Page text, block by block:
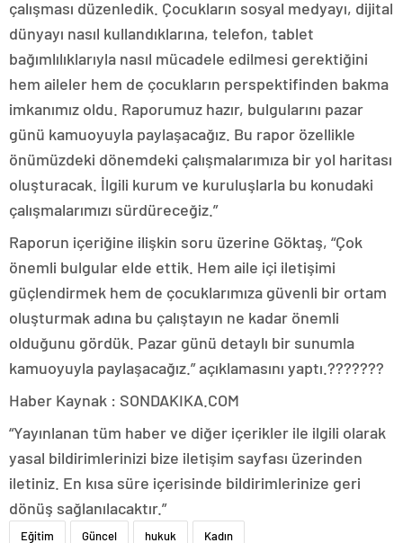
çalışması düzenledik. Çocukların sosyal medyayı, dijital
dünyayı nasıl kullandıklarına, telefon, tablet
bağımlılıklarıyla nasıl mücadele edilmesi gerektiğini
hem aileler hem de çocukların perspektifinden bakma
imkanımız oldu. Raporumuz hazır, bulgularını pazar
günü kamuoyuyla paylaşacağız. Bu rapor özellikle
önümüzdeki dönemdeki çalışmalarımıza bir yol haritası
oluşturacak. İlgili kurum ve kuruluşlarla bu konudaki
çalışmalarımızı sürdüreceğiz.”
Raporun içeriğine ilişkin soru üzerine Göktaş, “Çok
önemli bulgular elde ettik. Hem aile içi iletişimi
güçlendirmek hem de çocuklarımıza güvenli bir ortam
oluşturmak adına bu çalıştayın ne kadar önemli
olduğunu gördük. Pazar günü detaylı bir sunumla
kamuoyuyla paylaşacağız.” açıklamasını yaptı.???????
Haber Kaynak : SONDAKIKA.COM
“Yayınlanan tüm haber ve diğer içerikler ile ilgili olarak
yasal bildirimlerinizi bize iletişim sayfası üzerinden
iletiniz. En kısa süre içerisinde bildirimlerinize geri
dönüş sağlanılacaktır.”
Eğitim Güncel hukuk Kadın